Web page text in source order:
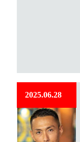
2025.06.28